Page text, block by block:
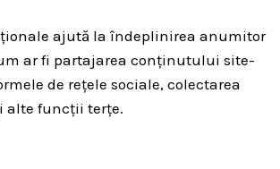
ajută la îndeplinirea anumitor
ar fi partajarea conținutului site-
de rețele sociale, colectarea
alte funcții terțe.